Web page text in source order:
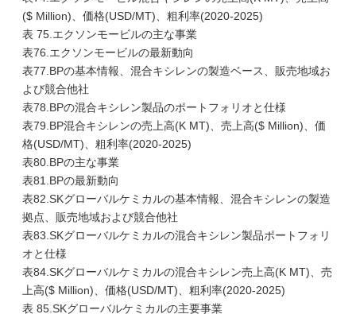
($ Million)、価格(USD/MT)、粗利率(2020-2025)
表 75.エクソンモービルの主な事業
表76.エクソンモービルの最新動向
表77.BPの基本情報、混合キシレンの製造ベース、販売地域お
よび競合他社
表78.BPの混合キシレン製品のポートフォリオと仕様
表79.BP混合キシレンの売上高(K MT)、売上高($ Million)、価
格(USD/MT)、粗利率(2020-2025)
表80.BPの主な事業
表81.BPの最新動向
表82.SKグローバルケミカルの基本情報、混合キシレンの製造
拠点、販売地域および競合他社
表83.SKグローバルケミカルの混合キシレン製品ポートフォリ
オと仕様
表84.SKグローバルケミカルの混合キシレン売上高(K MT)、売
上高($ Million)、価格(USD/MT)、粗利率(2020-2025)
表 85.SKグローバルケミカルの主要事業